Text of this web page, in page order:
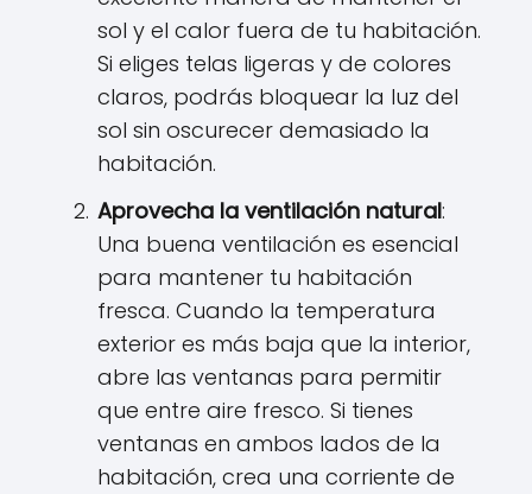
sol y el calor fuera de tu habitación.
Si eliges telas ligeras y de colores
claros, podrás bloquear la luz del
sol sin oscurecer demasiado la
habitación.
Aprovecha la ventilación natural:
Una buena ventilación es esencial
para mantener tu habitación
fresca. Cuando la temperatura
exterior es más baja que la interior,
abre las ventanas para permitir
que entre aire fresco. Si tienes
ventanas en ambos lados de la
habitación, crea una corriente de